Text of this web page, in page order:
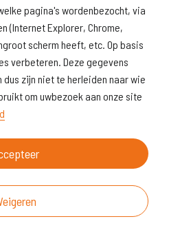
pagina's wordenbezocht, via
(Internet Explorer, Chrome,
scherm heeft, etc. Op basis
verbeteren. Deze gegevens
zijn niet te herleiden naar wie
om uwbezoek aan onze site